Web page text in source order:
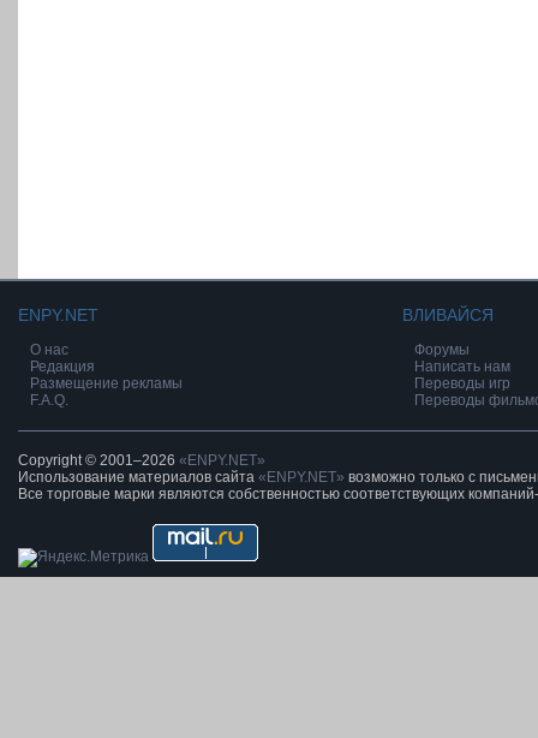
ENPY.NET
О нас
Редакция
Размещение рекламы
F.A.Q.
ВЛИВАЙСЯ
Форумы
Написать нам
Переводы игр
Переводы
Copyright © 2001–2026 «ENPY.NET»
Использование материалов сайта «ENPY.NET» возможно только с
Все торговые марки являются собственностью соответствующих